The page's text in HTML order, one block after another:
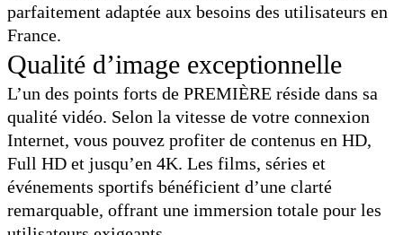
parfaitement adaptée aux besoins des utilisateurs en
France.
Qualité d’image exceptionnelle
L’un des points forts de PREMIÈRE réside dans sa
qualité vidéo. Selon la vitesse de votre connexion
Internet, vous pouvez profiter de contenus en HD,
Full HD et jusqu’en 4K. Les films, séries et
événements sportifs bénéficient d’une clarté
remarquable, offrant une immersion totale pour les